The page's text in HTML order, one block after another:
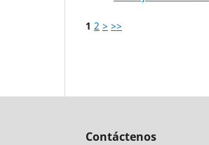
1 2 > >>
Contáctenos